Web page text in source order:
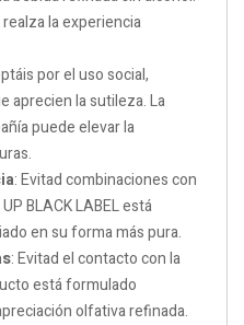
la experiencia
por el uso social,
aprecien la sutileza. La
puede elevar la
: Evitad combinaciones con
BLACK LABEL está
en su forma más pura.
: Evitad el contacto con la
está formulado
olfativa refinada.